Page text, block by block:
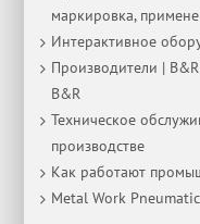
маркировка,
Интерактивное
Производители |
B&R
Техническое
производстве
Как работают
Metal Work Pneumatic